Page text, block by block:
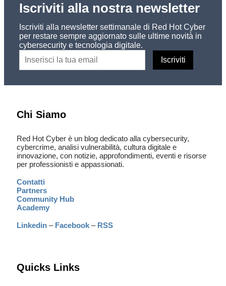
Iscriviti alla nostra newsletter
Iscriviti alla newsletter settimanale di Red Hot Cyber
per restare sempre aggiornato sulle ultime novità in
cybersecurity e tecnologia digitale.
Chi Siamo
Red Hot Cyber è un blog dedicato alla cybersecurity,
cybercrime, analisi vulnerabilità, cultura digitale e
innovazione, con notizie, approfondimenti, eventi e risorse
per professionisti e appassionati.
Contatti
Partners
Community Hub
Academy
Linkedin – Facebook – RSS
Quicks Links